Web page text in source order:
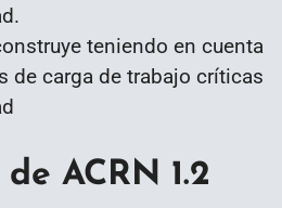
teniendo en cuenta
de carga de trabajo críticas
ACRN 1.2